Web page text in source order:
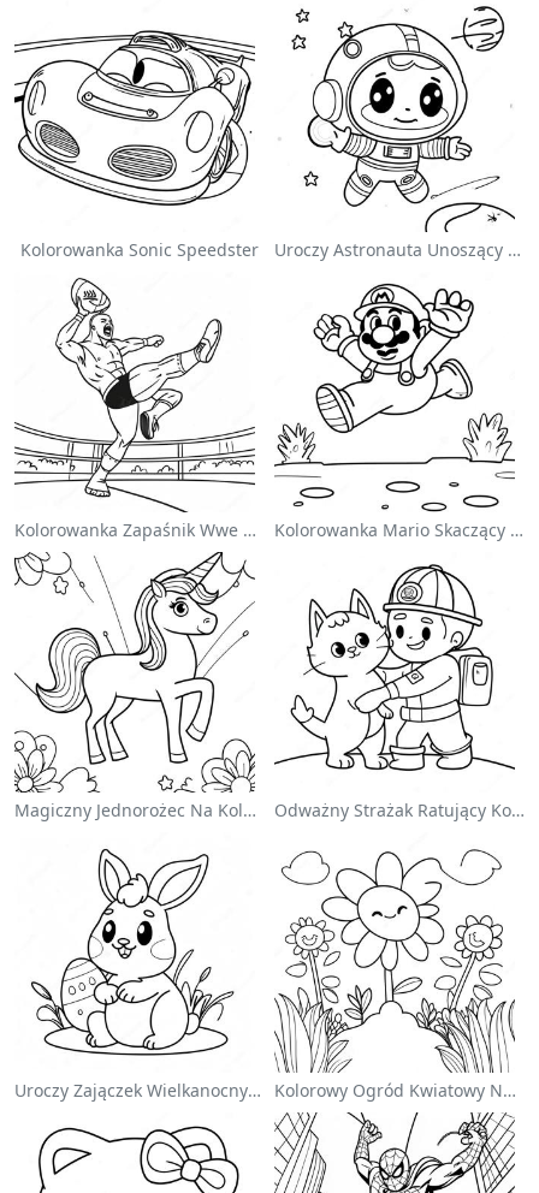
Kolorowanka Sonic Speedster Uroczy Astronauta Unoszący Się W Kosmosie - Kolorowanka
Kolorowanka Zapaśnik Wwe Skaczący Na Przeciwnika Kolorowanka Mario Skaczący Nad Goombami
Magiczny Jednorożec Na Kolorowance Z Tęczą Odważny Strażak Ratujący Kota - Kolorowanka
Uroczy Zajączek Wielkanocny Na Kolorowance Kolorowy Ogród Kwiatowy Na Kolorowance